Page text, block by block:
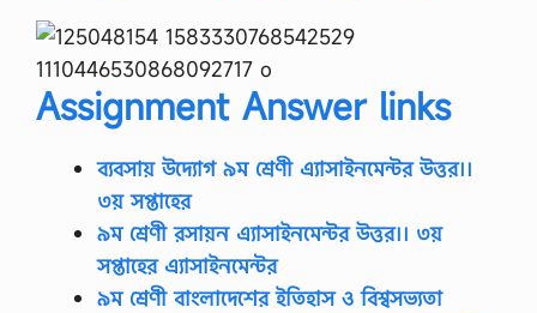
Assignment Answer links
ব্যবসায় উদ্যোগ ৯ম শ্রেণী এ্যাসাইনমেন্টর উত্তর।।
৩য় সপ্তাহের
৯ম শ্রেণী রসায়ন এ্যাসাইনমেন্টর উত্তর।। ৩য়
সপ্তাহের এ্যাসাইনমেন্টর
৯ম শ্রেণী বাংলাদেশের ইতিহাস ও বিশ্বসভ্যতা